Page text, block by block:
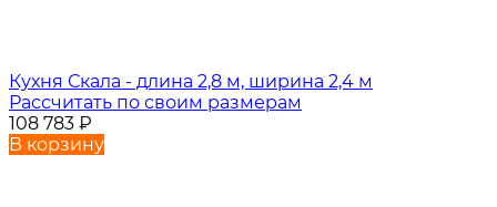
Кухня Скала - длина 2,8 м, ширина 2,4 м
Рассчитать по своим размерам
108 783 ₽
В корзину